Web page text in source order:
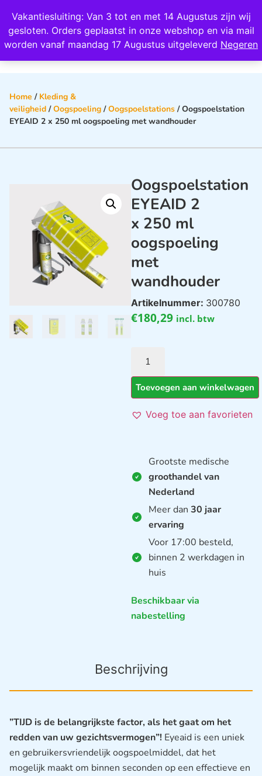
Vakantiesluiting: Van 3 tot en met 14 Augustus zijn wij
gesloten. Orders geplaatst in onze webshop en via mail
worden vanaf maandag 17 Augustus uitgeleverd Negeren
Wij scoren een 4,8 op Google
Home / Kleding &
veiligheid /Oogspoeling /Oogspoelstations / Oogspoelstation
EYEAID 2 x 250 ml oogspoeling met wandhouder
Oogspoelstation
EYEAID 2
x 250 ml
oogspoeling
met
wandhouder
Artikelnummer: 300780
€180,29 incl. btw
Toevoegen aan winkelwagen
Voeg toe aan favorieten
Grootste medische
groothandel van
Nederland
Meer dan 30 jaar
ervaring
Voor 17:00 besteld,
binnen 2 werkdagen in
huis
Beschikbaar via
nabestelling
Beschrijving
”TIJD is de belangrijkste factor, als het gaat om het
redden van uw gezichtsvermogen”! Eyeaid is een uniek
en gebruikersvriendelijk oogspoelmiddel, dat het
mogelijk maakt om binnen seconden op een effectieve en